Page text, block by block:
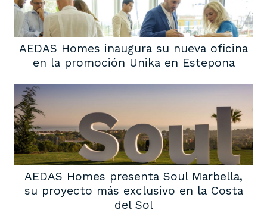
AEDAS Homes inaugura su nueva oficina
en la promoción Unika en Estepona
AEDAS Homes presenta Soul Marbella,
su proyecto más exclusivo en la Costa
del Sol